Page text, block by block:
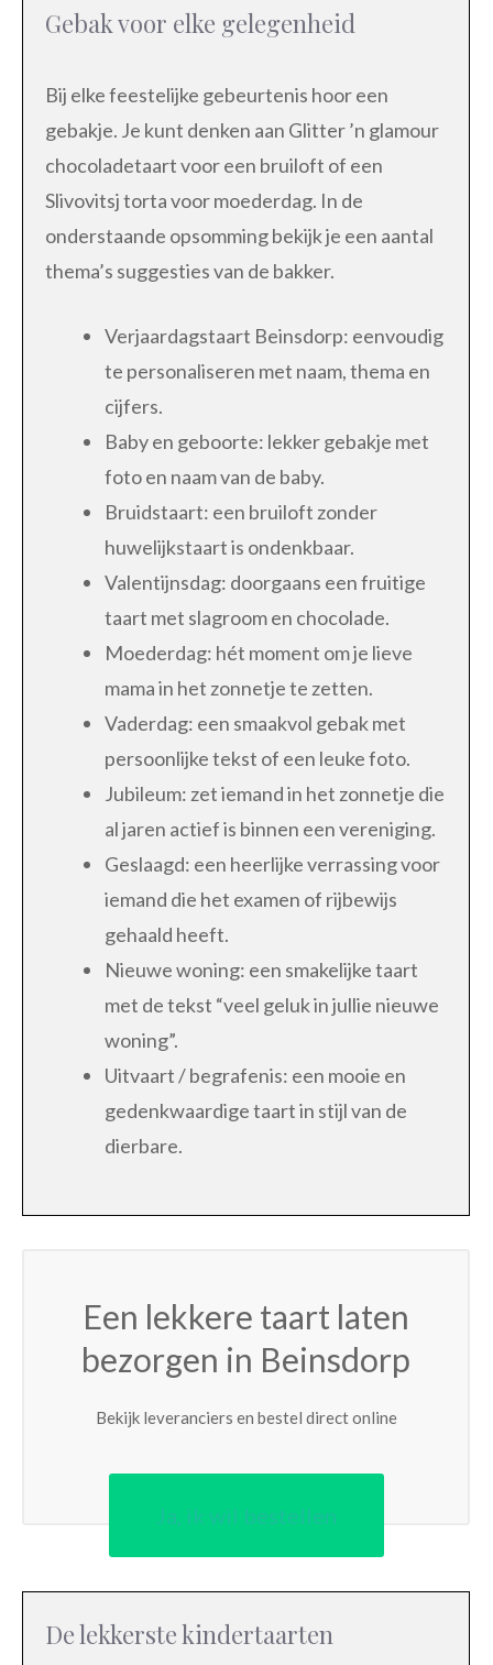
Gebak voor elke gelegenheid
Bij elke feestelijke gebeurtenis hoor een
gebakje. Je kunt denken aan Glitter ’n glamour
chocoladetaart voor een bruiloft of een
Slivovitsj torta voor moederdag. In de
onderstaande opsomming bekijk je een aantal
thema’s suggesties van de bakker.
Verjaardagstaart Beinsdorp: eenvoudig
te personaliseren met naam, thema en
cijfers.
Baby en geboorte: lekker gebakje met
foto en naam van de baby.
Bruidstaart: een bruiloft zonder
huwelijkstaart is ondenkbaar.
Valentijnsdag: doorgaans een fruitige
taart met slagroom en chocolade.
Moederdag: hét moment om je lieve
mama in het zonnetje te zetten.
Vaderdag: een smaakvol gebak met
persoonlijke tekst of een leuke foto.
Jubileum: zet iemand in het zonnetje die
al jaren actief is binnen een vereniging.
Geslaagd: een heerlijke verrassing voor
iemand die het examen of rijbewijs
gehaald heeft.
Nieuwe woning: een smakelijke taart
met de tekst “veel geluk in jullie nieuwe
woning”.
Uitvaart / begrafenis: een mooie en
gedenkwaardige taart in stijl van de
dierbare.
Een lekkere taart laten
bezorgen in Beinsdorp
Bekijk leveranciers en bestel direct online
Ja, ik wil bestellen
De lekkerste kindertaarten